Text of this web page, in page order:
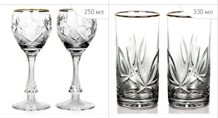
250 мл 330 мл
быстрый просмотр